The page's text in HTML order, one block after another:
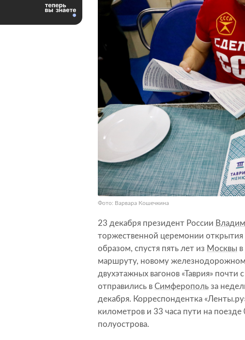
Фото: Варвара Кошечкина
23 декабря президент России
торжественной церемонии открытия
образом, спустя пять лет из Москвы в
маршруту, новому
двухэтажных вагонов «Таврия»
отправились в Симферополь за
декабря. Корреспондентка
километров и 33 часа пути на
полуострова.